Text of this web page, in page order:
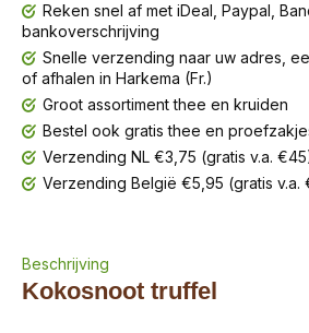
Reken snel af met iDeal, Paypal,
bankoverschrijving
Snelle verzending naar uw adres,
of afhalen in Harkema (Fr.)
Groot assortiment thee en kruiden
Bestel ook gratis thee en
Verzending NL €3,75 (gratis v.a.
Verzending België €5,95 (gratis v.a.
Beschrijving
Kokosnoot truffel